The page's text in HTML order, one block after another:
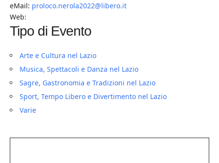
eMail: proloco.nerola2022@libero.it
Web:
Tipo di Evento
Arte e Cultura nel Lazio
Musica, Spettacoli e Danza nel Lazio
Sagre, Gastronomia e Tradizioni nel Lazio
Sport, Tempo Libero e Divertimento nel Lazio
Varie